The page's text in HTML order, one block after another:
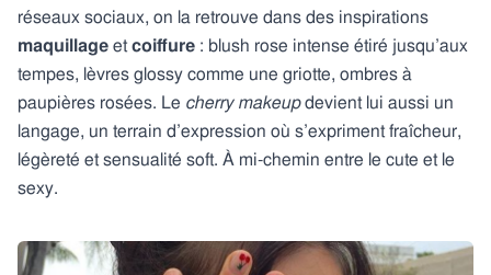
réseaux sociaux, on la retrouve dans des inspirations
maquillage et coiffure : blush rose intense étiré jusqu’aux
tempes, lèvres glossy comme une griotte, ombres à
paupières rosées. Le cherry makeupdevient lui aussi un
langage, un terrain d’expression où s’expriment fraîcheur,
légèreté et sensualité soft. À mi-chemin entre le cute et le
sexy.